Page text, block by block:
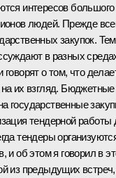
интересов
людей. Прежде
закупок.
в разных
говорят о том, что
их взгляд. Бюджетные
государственные
тендерной
тендеры
и об этом я говорил в
из предыдущих встреч,